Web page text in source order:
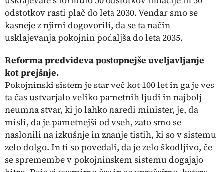
odstotkov rasti plač do leta 2030. Vendar smo se
kasneje z njimi dogovorili, da se ta način
usklajevanja pokojnin podaljša do leta 2035.
Reforma predvideva postopnejše uveljavljanje
kot prejšnje.
Pokojninski sistem je star več kot 100 let in ga je ves
ta čas ustvarjalo veliko pametnih ljudi in najbolj
neumna stvar, ki jo lahko naredi minister, je, da
misli, da je pametnejši od vseh, zato smo se
naslonili na izkušnje in znanje tistih, ki so v sistemu
zelo dolgo. In ti so povedali, da je zelo škodljivo, če
se spremembe v pokojninskem sistemu dogajajo